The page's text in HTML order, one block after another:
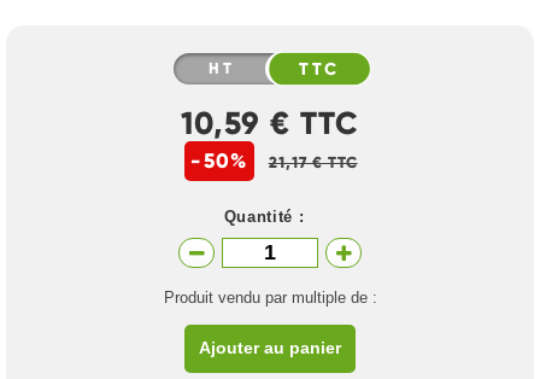
HT TTC
10,59 € TTC
-50% 21,17 € TTC
Quantité :
Produit vendu par multiple de :
Ajouter au panier